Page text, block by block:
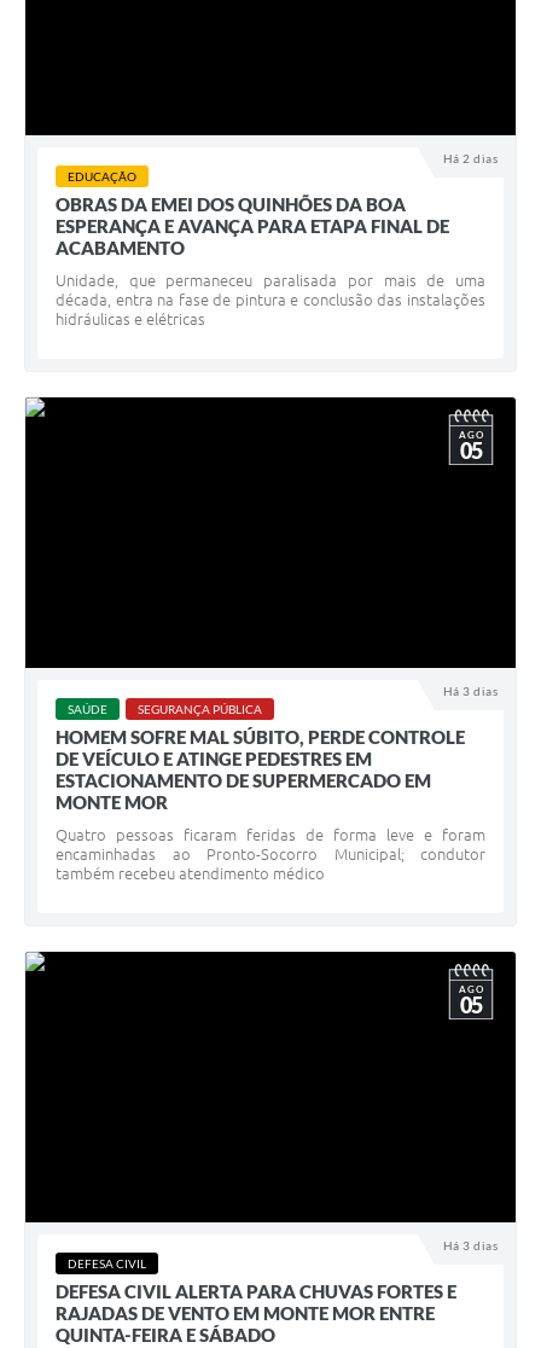
Há 2 dias
EDUCAÇÃO
OBRAS DA EMEI DOS QUINHÕES DA BOA
ESPERANÇA E AVANÇA PARA ETAPA FINAL DE
ACABAMENTO
Unidade, que permaneceu paralisada por mais de uma
década, entra na fase de pintura e conclusão das instalações
hidráulicas e elétricas
Há 3 dias
AGO
05
SAÚDE SEGURANÇA PÚBLICA
HOMEM SOFRE MAL SÚBITO, PERDE CONTROLE
DE VEÍCULO E ATINGE PEDESTRES EM
ESTACIONAMENTO DE SUPERMERCADO EM
MONTE MOR
Quatro pessoas ficaram feridas de forma leve e foram
encaminhadas ao Pronto-Socorro Municipal; condutor
também recebeu atendimento médico
Há 3 dias
AGO
05
DEFESA CIVIL
DEFESA CIVIL ALERTA PARA CHUVAS FORTES E
RAJADAS DE VENTO EM MONTE MOR ENTRE
QUINTA-FEIRA E SÁBADO